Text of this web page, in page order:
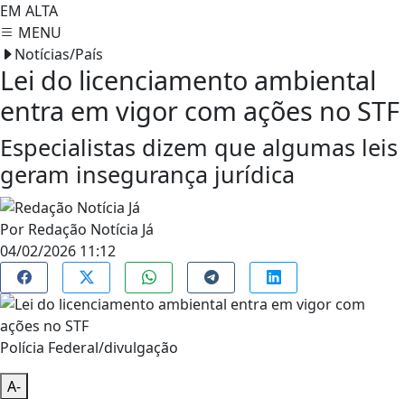
EM ALTA
MENU
Notícias/País
Lei do licenciamento ambiental
entra em vigor com ações no STF
Especialistas dizem que algumas leis
geram insegurança jurídica
Por Redação Notícia Já
04/02/2026 11:12
Polícia Federal/divulgação
A-